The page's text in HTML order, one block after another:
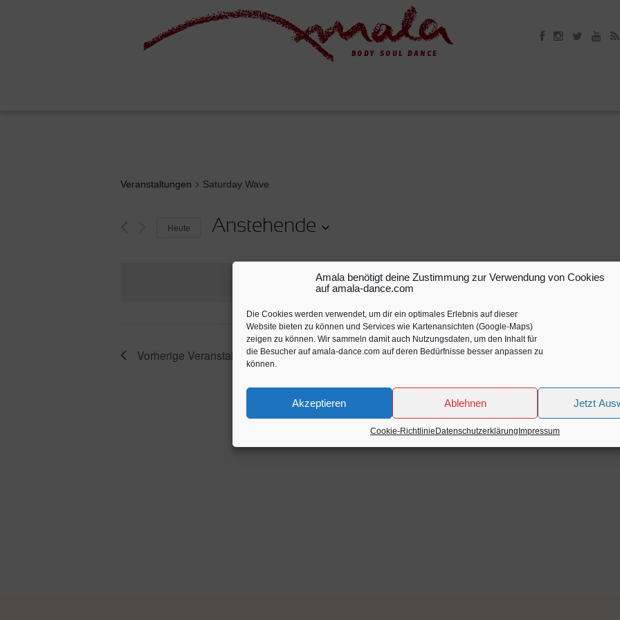
Amala benötigt deine Zustimmung zur Verwendung von Cookies
auf amala-dance.com
Die Cookies werden verwendet, um dir ein optimales Erlebnis auf dieser
Website bieten zu können und Services wie Kartenansichten (Google-Maps)
zeigen zu können. Wir sammeln damit auch Nutzungsdaten, um den Inhalt für
die Besucher auf amala-dance.com auf deren Bedürfnisse besser anpassen zu
können.
Akzeptieren Ablehnen Jetzt
Cookie-Richtlinie Datenschutzerklärung Impressum
Es wurden keine Ergebnisse gefunden.
Veranstaltungen Saturday Wave
Heute Anstehende
Vorherige Veranstaltungen